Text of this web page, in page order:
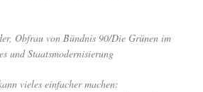
Obfrau von Bündnis 90/Die Grünen im
und Staatsmodernisierung
vieles einfacher machen: